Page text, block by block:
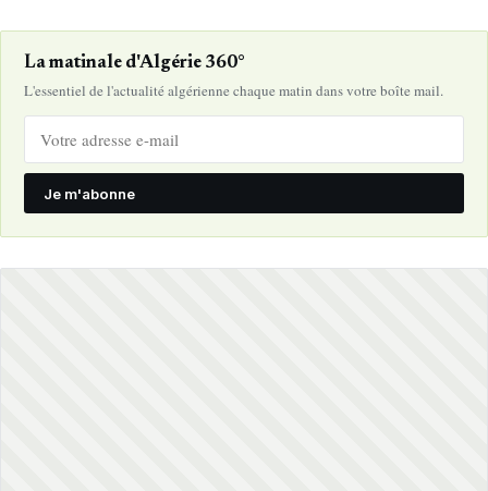
La matinale d'Algérie 360°
L'essentiel de l'actualité algérienne chaque matin dans votre boîte mail.
Je m'abonne